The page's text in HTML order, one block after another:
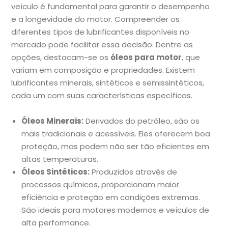
veículo é fundamental para garantir o desempenho
e a longevidade do motor. Compreender os
diferentes tipos de lubrificantes disponíveis no
mercado pode facilitar essa decisão. Dentre as
opções, destacam-se os óleos para motor, que
variam em composição e propriedades. Existem
lubrificantes minerais, sintéticos e semissintéticos,
cada um com suas características específicas.
Óleos Minerais:Derivados do petróleo, são os
mais tradicionais e acessíveis. Eles oferecem boa
proteção, mas podem não ser tão eficientes em
altas temperaturas.
Óleos Sintéticos:Produzidos através de
processos químicos, proporcionam maior
eficiência e proteção em condições extremas.
São ideais para motores modernos e veículos de
alta performance.